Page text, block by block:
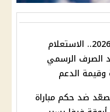
تكافل وكرامة يوليو 2026.. الاستعلام
الصرف الرسمي
وقيمة الدعم
ضد حكم مباراة